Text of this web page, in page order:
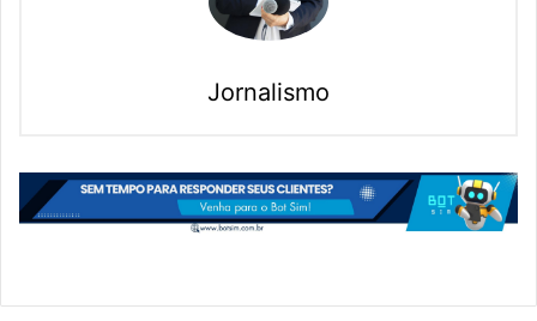
Jornalismo